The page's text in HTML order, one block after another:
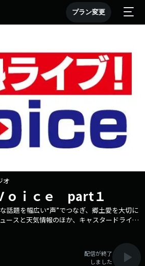
プラン変更
オ
ｏｉｃｅ part１
話題を幅広い“声”でつなぎ、郷土愛を大切に
ースと天気情報のほか、キャスタードライバ
中継で伝えるコーナーも。毎日、多彩なゲス
配信が終了
しました